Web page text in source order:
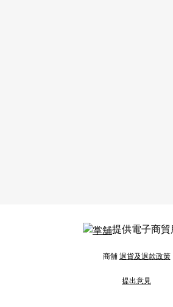
提供電子商貿
商舖退貨及退款政策
提出意見